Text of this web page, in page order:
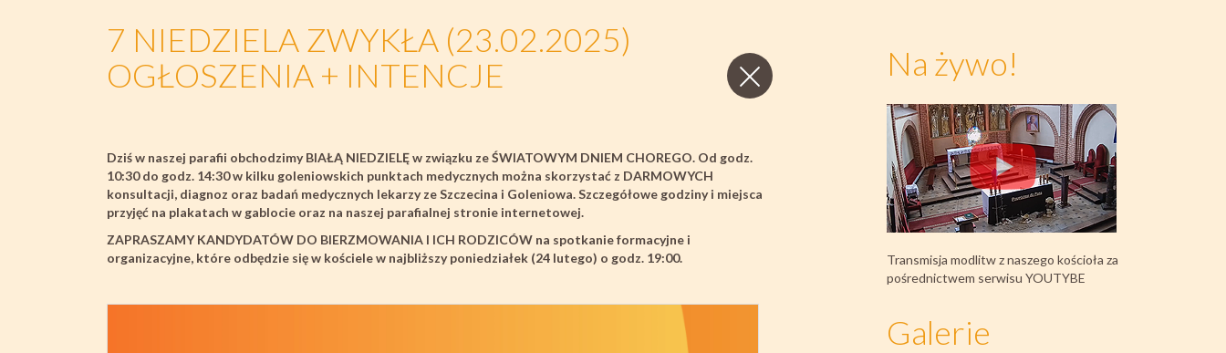
7 NIEDZIELA ZWYKŁA (23.02.2025)
OGŁOSZENIA + INTENCJE
Zamknij
wpis
Dziś w naszej parafii obchodzimy BIAŁĄ NIEDZIELĘ w związku ze ŚWIATOWYM DNIEM CHOREGO. Od godz.
10:30 do godz. 14:30 w kilku goleniowskich punktach medycznych można skorzystać z DARMOWYCH
konsultacji, diagnoz oraz badań medycznych lekarzy ze Szczecina i Goleniowa. Szczegółowe godziny i miejsca
przyjęć na plakatach w gablocie oraz na naszej parafialnej stronie internetowej.
ZAPRASZAMY KANDYDATÓW DO BIERZMOWANIA I ICH RODZICÓW na spotkanie formacyjne i
organizacyjne, które odbędzie się w kościele w najbliższy poniedziałek (24 lutego) o godz. 19:00.
Na żywo!
Transmisja modlitw z naszego kościoła za
pośrednictwem serwisu YOUTYBE
Galerie